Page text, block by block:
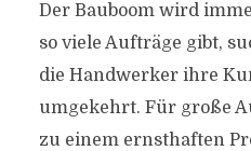
Der Bauboom wird
so viele Aufträge gibt,
die Handwerker ihre
umgekehrt. Für große
zu einem ernsthaften